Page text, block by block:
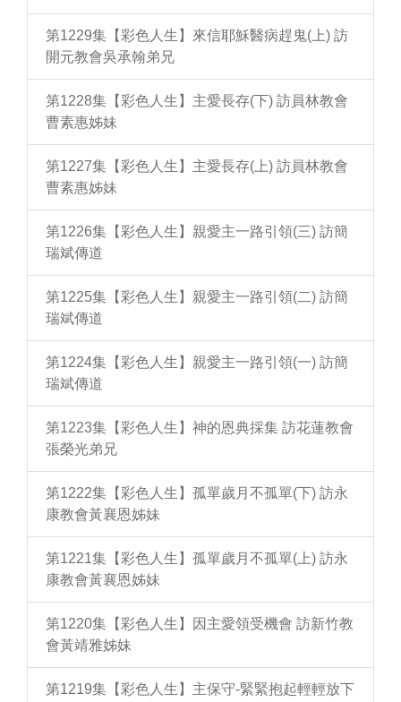
第1229集【彩色人生】來信耶穌醫病趕鬼(上) 訪
開元教會吳承翰弟兄
第1228集【彩色人生】主愛長存(下) 訪員林教會
曹素惠姊妹
第1227集【彩色人生】主愛長存(上) 訪員林教會
曹素惠姊妹
第1226集【彩色人生】親愛主一路引領(三) 訪簡
瑞斌傳道
第1225集【彩色人生】親愛主一路引領(二) 訪簡
瑞斌傳道
第1224集【彩色人生】親愛主一路引領(一) 訪簡
瑞斌傳道
第1223集【彩色人生】神的恩典採集 訪花蓮教會
張榮光弟兄
第1222集【彩色人生】孤單歲月不孤單(下) 訪永
康教會黃襄恩姊妹
第1221集【彩色人生】孤單歲月不孤單(上) 訪永
康教會黃襄恩姊妹
第1220集【彩色人生】因主愛領受機會 訪新竹教
會黃靖雅姊妹
第1219集【彩色人生】主保守-緊緊抱起輕輕放下